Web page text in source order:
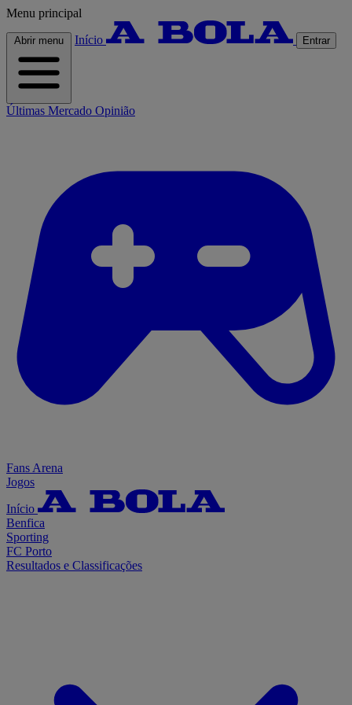
Menu principal
Abrir menu Início Entrar
Últimas Mercado Opinião
Fans Arena
Jogos
Início
Benfica
Sporting
FC Porto
Resultados e Classificações